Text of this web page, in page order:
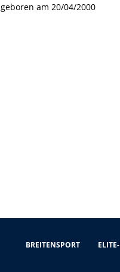
geboren am 20/04/2000
BREITENSPORT